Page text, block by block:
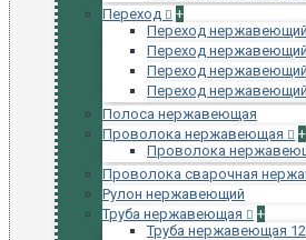
Переход
+
Переход
Переход
Переход
Переход
Полоса нержавеющая
Проволока нержавеющая
+
Проволока
Проволока сварочная
Рулон нержавеющий
Труба нержавеющая
+
Труба нержавеющая